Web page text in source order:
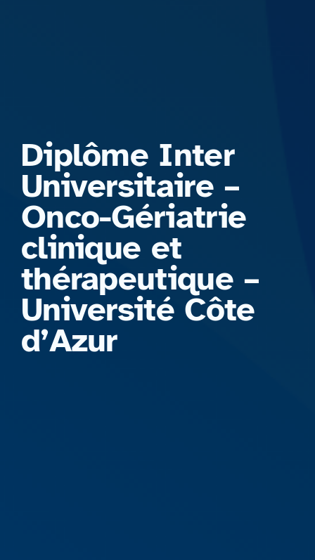
Diplôme Inter
Universitaire –
Onco-Gériatrie
clinique et
thérapeutique –
Université Côte
d’Azur